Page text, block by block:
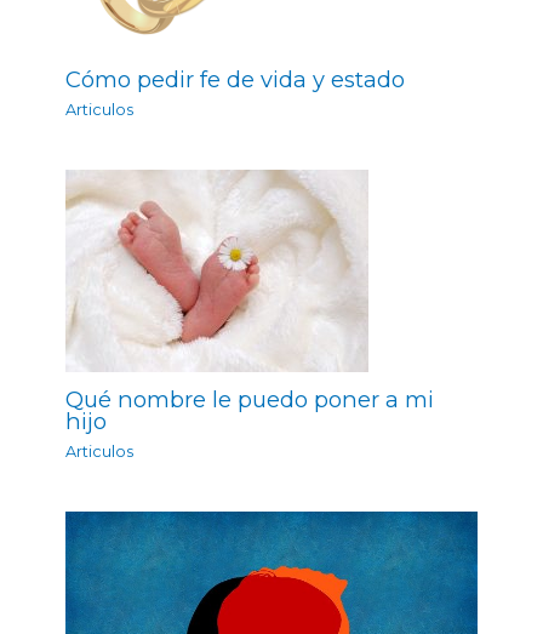
Cómo pedir fe de vida y estado
Articulos
Qué nombre le puedo poner a mi
hijo
Articulos